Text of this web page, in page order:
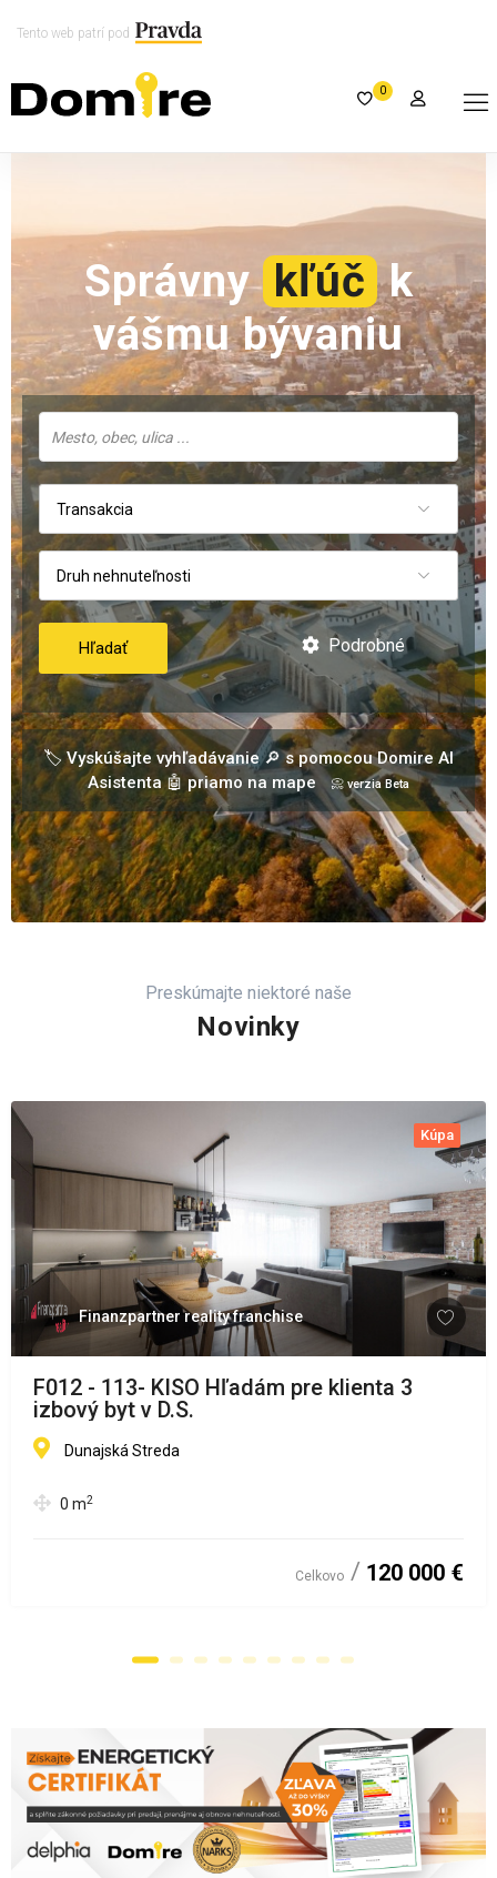
Tento web patrí pod
0
Správny kľúč k
vášmu bývaniu
Transakcia
Druh nehnuteľnosti
Hľadať Podrobné
🏷️ Vyskúšajte vyhľadávanie 🔎 s pomocou Domire AI
Asistenta 🤖 priamo na mape
📀 verzia Beta
Preskúmajte niektoré naše
Novinky
Kúpa
Finanzpartner reality franchise
F012 - 113- KISO Hľadám pre klienta 3
izbový byt v D.S.
Dunajská Streda
0 m2
Celkovo 120 000 €